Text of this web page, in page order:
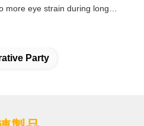
more eye strain during long
is smooth, and finding that
once you dial in the IPD
Party